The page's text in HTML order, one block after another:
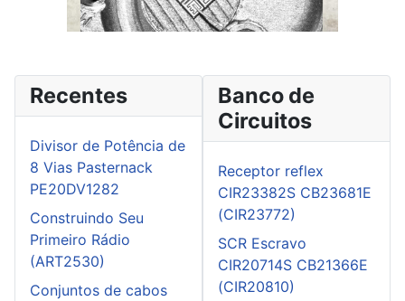
Recentes
Divisor de Potência de
8 Vias Pasternack
PE20DV1282
Construindo Seu
Primeiro Rádio
(ART2530)
Conjuntos de cabos
Banco de
Circuitos
Receptor reflex
CIR23382S CB23681E
(CIR23772)
SCR Escravo
CIR20714S CB21366E
(CIR20810)